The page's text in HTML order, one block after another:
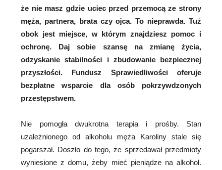
że nie masz gdzie uciec przed przemocą ze strony
męża, partnera, brata czy ojca. To nieprawda. Tuż
obok jest miejsce, w którym znajdziesz pomoc i
ochronę. Daj sobie szansę na zmianę życia,
odzyskanie stabilności i zbudowanie bezpiecznej
przyszłości. Fundusz Sprawiedliwości oferuje
bezpłatne wsparcie dla osób pokrzywdzonych
przestępstwem.
Nie pomogła dwukrotna terapia i prośby. Stan
uzależnionego od alkoholu męża Karoliny stale się
pogarszał. Doszło do tego, że sprzedawał przedmioty
wyniesione z domu, żeby mieć pieniądze na alkohol.